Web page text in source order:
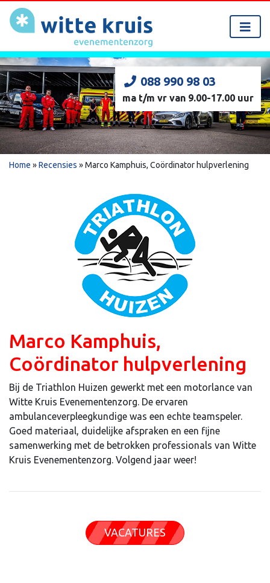
088 990 98 03
ma t/m vr van 9.00-17.00 uur
Home »Recensies »Marco Kamphuis, Coördinator hulpverlening
Marco Kamphuis,
Coördinator hulpverlening
Bij de Triathlon Huizen gewerkt met een motorlance van
Witte Kruis Evenementenzorg. De ervaren
ambulanceverpleegkundige was een echte teamspeler.
Goed materiaal, duidelijke afspraken en een fijne
samenwerking met de betrokken professionals van Witte
Kruis Evenementenzorg. Volgend jaar weer!
VACATURES